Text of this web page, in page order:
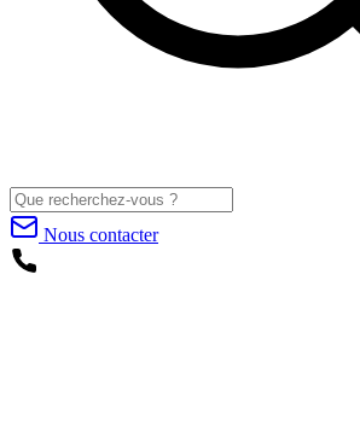
Nous contacter